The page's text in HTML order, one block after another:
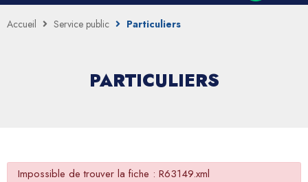
Accueil Service public Particuliers
PARTICULIERS
Impossible de trouver la fiche : R63149.xml